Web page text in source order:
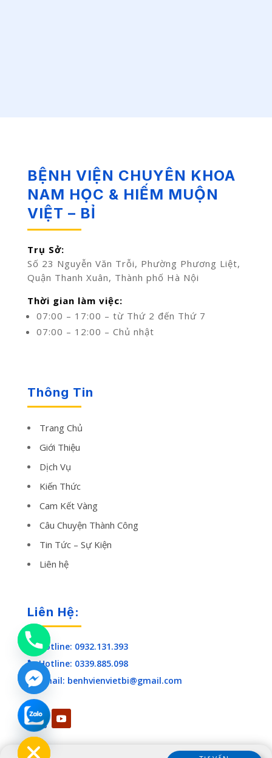
BỆNH VIỆN CHUYÊN KHOA
NAM HỌC & HIẾM MUỘN
VIỆT – BỈ
Trụ Sở:
Số 23 Nguyễn Văn Trỗi, Phường Phương Liệt,
Quận Thanh Xuân, Thành phố Hà Nội
Thời gian làm việc:
07:00 – 17:00 – từ Thứ 2 đến Thứ 7
07:00 – 12:00 – Chủ nhật
Thông Tin
Trang Chủ
Giới Thiệu
Dịch Vụ
Kiến Thức
Cam Kết Vàng
Câu Chuyện Thành Công
Tin Tức – Sự Kiện
Liên hệ
Liên Hệ:
 Hotline: 0932.131.393
 Hotline: 0339.885.098
 Email: benhvienvietbi@gmail.com
Hide
chaty